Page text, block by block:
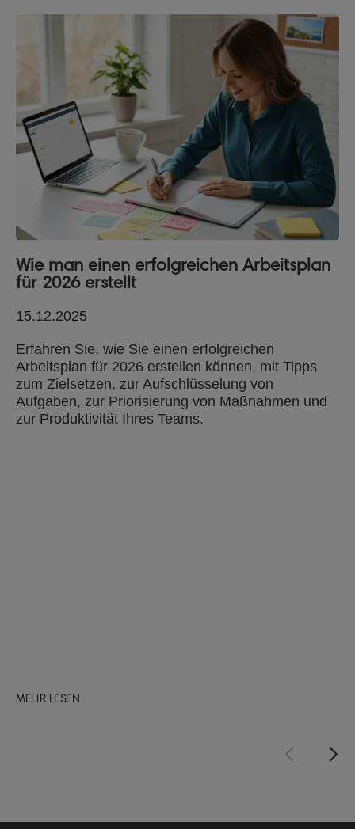
Wie man einen erfolgreichen Arbeitsplan
für 2026 erstellt
15.12.2025
Erfahren Sie, wie Sie einen erfolgreichen
Arbeitsplan für 2026 erstellen können, mit Tipps
zum Zielsetzen, zur Aufschlüsselung von
Aufgaben, zur Priorisierung von Maßnahmen und
zur Produktivität Ihres Teams.
MEHR LESEN